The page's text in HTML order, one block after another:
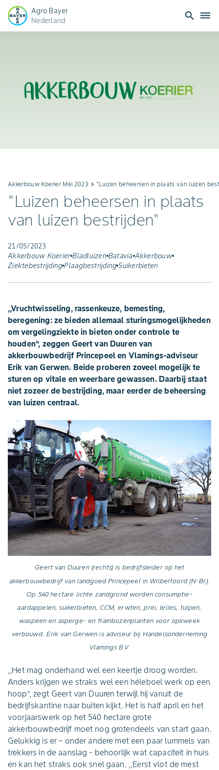
Agro Bayer
Nederland
search dehaze
Akkerbouw Koerier Mei 2023 keyboard_arrow_right "Luizen beheersen in plaats van luizen
"Luizen beheersen in plaats
van luizen bestrijden"
21/05/2023
Akkerbouw Koerier Bladluizen Batavia Akkerbouw
Ziektebestrijding Plaagbestrijding Suikerbieten
,,Vruchtwisseling, rassenkeuze, bemesting,
beregening: ze bieden allemaal sturingsmogelijkheden
om vergelingziekte in bieten onder controle te
houden‘’, zeggen Geert van Duuren van
akkerbouwbedrijf Princepeel en Vlamings-adviseur
Erik van Gerwen. Beide proberen zoveel mogelijk te
sturen op vitale en weerbare gewassen. Daarbij staat
niet zozeer de bestrijding, maar eerder de beheersing
van luizen centraal.
Geert van Duuren (rechts) is bedrijfsleider op het
akkerbouwbedrijf van landgoed Princepeel in Wilbertoord (N-Br.).
Op 540 hectare lichte zandgrond worden consumptie-
aardappelen, suikerbieten, CCM, erwten, prei, lelies, tulpen,
waspeen en asperge- en frambozenplanten voor opkweek
verbouwd. Erik van Gerwen is adviseur bij Handelsonderneming
Vlamings B.V.
,,Het mag onderhand wel een keertje droog worden.
Anders krijgen we straks wel een héleboel werk op een
hoop’’, zegt Geert van Duuren terwijl hij vanuit de
bedrijfskantine naar buiten kijkt. Het is half april en het
voorjaarswerk op het 540 hectare grote
akkerbouwbedrijf moet nog grotendeels van start gaan.
Gelukkig is er – onder andere met een paar lummels van
trekkers in de aanslag - behoorlijk wat capaciteit in huis
en kan het straks ook snel gaan. ,,Eerst vlot de mest